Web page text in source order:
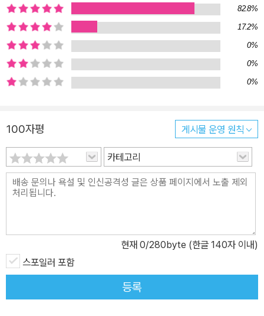
해 작가는 “아랫목에 앉아 인생을 반추하고 싶은, 아주 조용한 소
설”이라 말한 바 있다. 소리 없이 내리는 눈과 오지 않는 이를 조용히
기다리는 모자(母子)의 삶이 고요히 하지만 가슴속 깊이 다가오는
작품이다.
82.8%
17.2%
0%
0%
0%
100자평 게시물 운영 원칙
카테고리
현재 0/280byte (한글 140자 이내)
스포일러 포함
등록